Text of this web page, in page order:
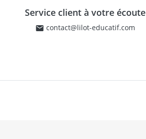
Service client à votre écoute
contact@lilot-educatif.com